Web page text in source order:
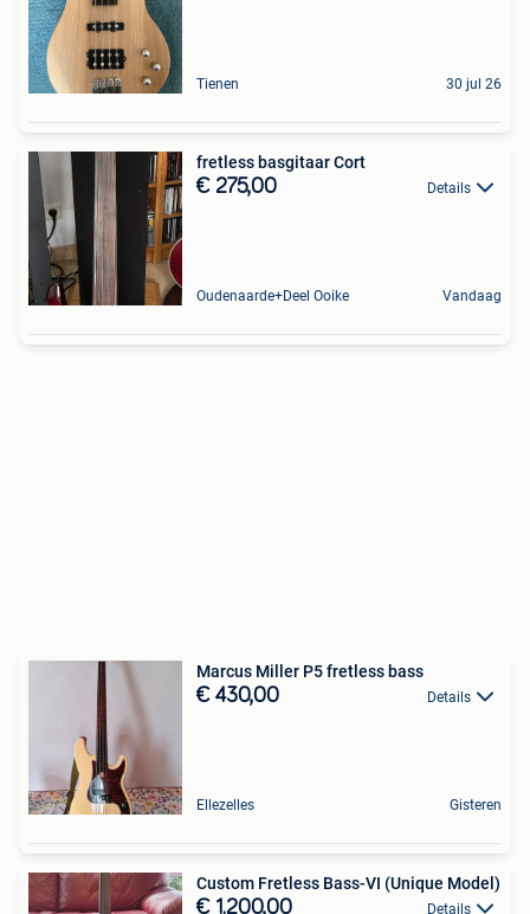
Tienen 30 jul 26
fretless basgitaar Cort
€ 275,00 Details
Oudenaarde+Deel Ooike Vandaag
Marcus Miller P5 fretless bass
€ 430,00 Details
Ellezelles Gisteren
Custom Fretless Bass-VI (Unique Model)
€ 1.200,00 Details